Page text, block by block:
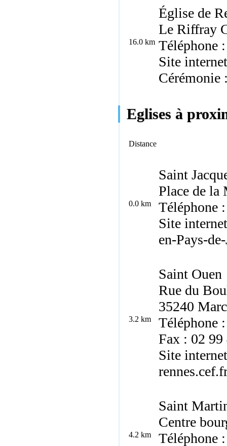
16.0 km
Église de
Le Riffray
Téléphone
Site
Cérémonie
Eglises à
Distance
0.0 km
Saint
Place de la
Téléphone
Site
en-Pays-
3.2 km
Saint Ouen
Rue du
35240
Téléphone
Fax : 02 99
Site
4.2 km
Saint
Centre
Téléphone